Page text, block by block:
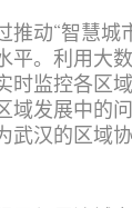
推动“智慧城
平。利用大
时监控各区
域发展中的
武汉的区域